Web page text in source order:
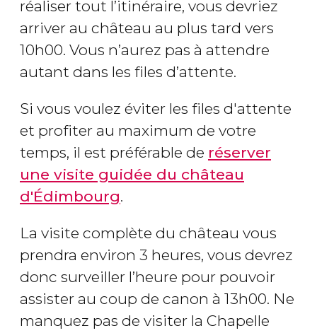
réaliser tout l’itinéraire, vous devriez
arriver au château au plus tard vers
10h00. Vous n’aurez pas à attendre
autant dans les files d’attente.
Si vous voulez éviter les files d'attente
et profiter au maximum de votre
temps, il est préférable de réserver
une visite guidée du château
d'Édimbourg.
La visite complète du château vous
prendra environ 3 heures, vous devrez
donc surveiller l’heure pour pouvoir
assister au coup de canon à 13h00. Ne
manquez pas de visiter la Chapelle